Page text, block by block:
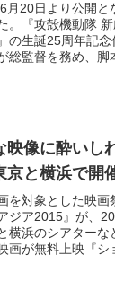
月20日より公開と
。『攻殻機動隊
の生誕25周年記
総監督を務め、脚
映像に酔いし
京と横浜で開
を対象とした映画
ジア2015』が、
横浜のシアター
画が無料上映『シ